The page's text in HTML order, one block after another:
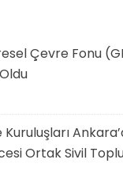
Çevre Fonu
Ortak Sivil